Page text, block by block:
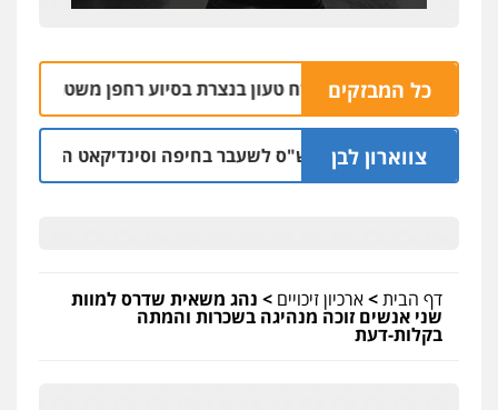
כל המבזקים
צפו: תפיסת אקדח טעון בנצרת בסיוע רחפן משטרתי 06.08 | 10:07
צווארון לבן
כתב אישום: יו"ר ש"ס לשעבר בחיפה וסינדיקאט ההלוואות של
דף הבית>ארכיון זיכויים > נהג משאית שדרס למוות
שני אנשים זוכה מנהיגה בשכרות והמתה
בקלות-דעת